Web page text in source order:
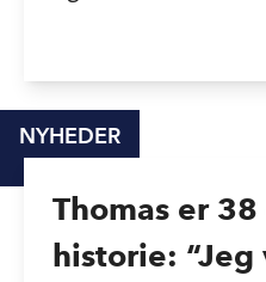
Thomas er
historie: “Jeg
NYHEDER